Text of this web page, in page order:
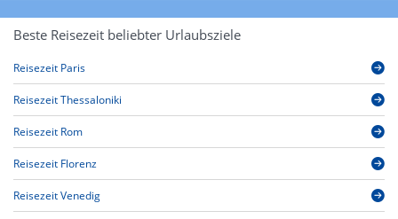
Beste Reisezeit beliebter Urlaubsziele
Reisezeit Paris
Reisezeit Thessaloniki
Reisezeit Rom
Reisezeit Florenz
Reisezeit Venedig